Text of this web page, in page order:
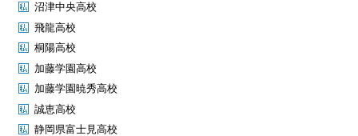
沼津中央高校
飛龍高校
桐陽高校
加藤学園高校
加藤学園暁秀高校
誠恵高校
静岡県富士見高校